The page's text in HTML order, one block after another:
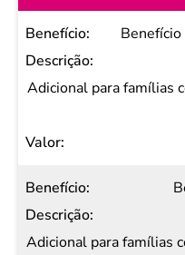
Benefício
Descrição
Valor
Adicional para famílias
Adicional para famílias